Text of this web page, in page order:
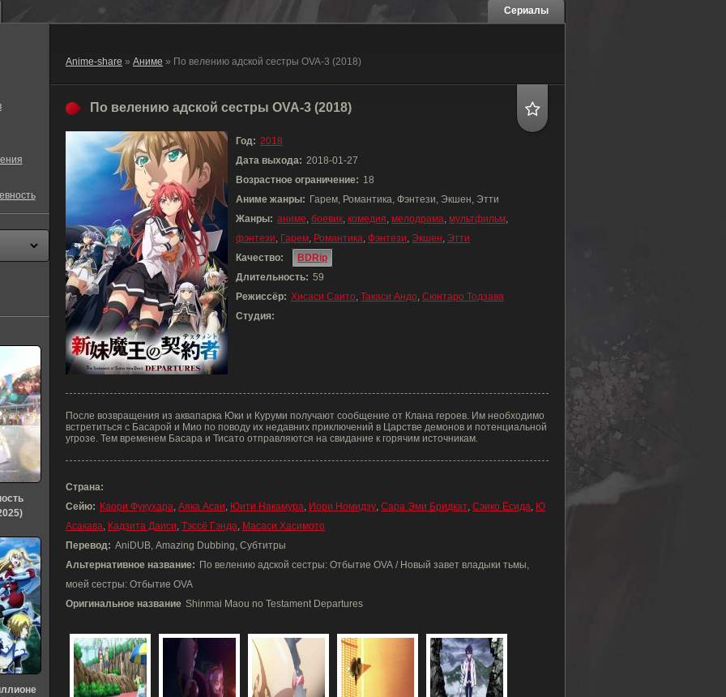
Сериалы
Anime-share » Аниме » По велению адской сестры OVA-3 (2018)
По велению адской сестры OVA-3 (2018)
Год: 2018
Дата выхода: 2018-01-27
Возрастное ограничение: 18
Аниме жанры: Гарем, Романтика, Фэнтези, Экшен, Этти
Жанры: аниме, боевик, комедия, мелодрама, мультфильм,
фэнтези, Гарем, Романтика, Фэнтези, Экшен, Этти
Качество:
BDRip
Длительность: 59
Режиссёр: Хисаси Саито, Такаси Андо, Сюнтаро Тодзава
Студия:
После возвращения из аквапарка Юки и Куруми получают сообщение от Клана героев. Им необходимо
встретиться с Басарой и Мио по поводу их недавних приключений в Царстве демонов и потенциальной
угрозе. Тем временем Басара и Тисато отправляются на свидание к горячим источникам.
Страна:
Сейю: Каори Фукухара, Аяка Асаи, Юити Накамура, Иори Номидзу, Сара Эми Бридкат, Сэико Ёсида, Ю
Асакава, Кадзита Даиси, Тэссё Гэнда, Масаси Хасимото
Перевод: AniDUB, Amazing Dubbing, Субтитры
Альтернативное название: По велению адской сестры: Отбытие OVA / Новый завет владыки тьмы,
моей сестры: Отбытие OVA
Оригинальное название Shinmai Maou no Testament Departures